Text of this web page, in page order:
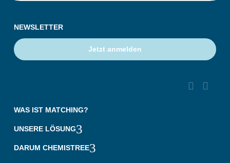
NEWSLETTER
Jetzt anmelden
 
WAS IST MATCHING?
UNSERE LÖSUNG3
DARUM CHEMISTREE3